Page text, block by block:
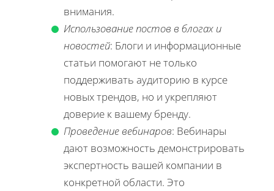
внимания.
Использование постов в блогах и
новостей: Блоги и информационные
статьи помогают не только
поддерживать аудиторию в курсе
новых трендов, но и укрепляют
доверие к вашему бренду.
Проведение вебинаров: Вебинары
дают возможность демонстрировать
экспертность вашей компании в
конкретной области. Это